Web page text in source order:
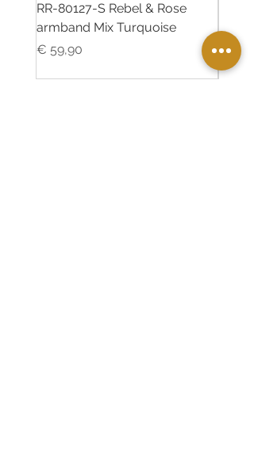
RR-80127-S Rebel & Rose
armband Mix Turquoise
Prijs
€ 59,90
Prijs
€